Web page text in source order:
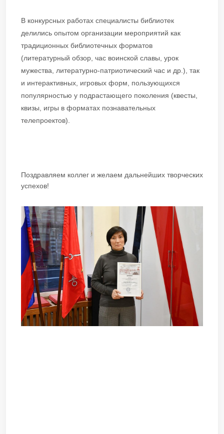
В конкурсных работах специалисты библиотек
делились опытом организации мероприятий как
традиционных библиотечных форматов
(литературный обзор, час воинской славы, урок
мужества, литературно-патриотический час и др.), так
и интерактивных, игровых форм, пользующихся
популярностью у подрастающего поколения (квесты,
квизы, игры в форматах познавательных
телепроектов).
Поздравляем коллег и желаем дальнейших творческих
успехов!